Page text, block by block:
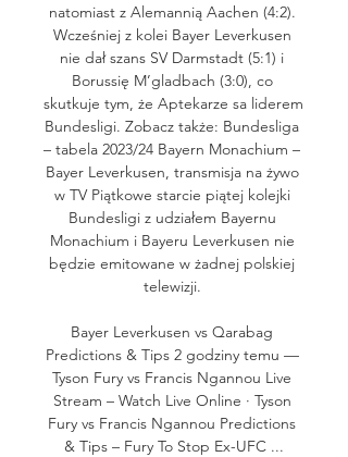
natomiast z Alemannią Aachen (4:2).
Wcześniej z kolei Bayer Leverkusen
nie dał szans SV Darmstadt (5:1) i
Borussię M’gladbach (3:0), co
skutkuje tym, że Aptekarze sa liderem
Bundesligi. Zobacz także: Bundesliga
– tabela 2023/24 Bayern Monachium –
Bayer Leverkusen, transmisja na żywo
w TV Piątkowe starcie piątej kolejki
Bundesligi z udziałem Bayernu
Monachium i Bayeru Leverkusen nie
będzie emitowane w żadnej polskiej
telewizji.
Bayer Leverkusen vs Qarabag
Predictions & Tips 2 godziny temu —
Tyson Fury vs Francis Ngannou Live
Stream – Watch Live Online · Tyson
Fury vs Francis Ngannou Predictions
& Tips – Fury To Stop Ex-UFC ...